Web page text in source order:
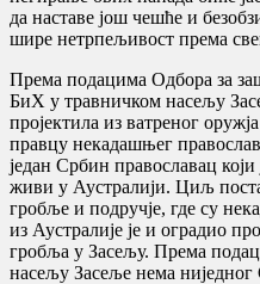
да наставе још чешће и
шире нетрпељивост према
Према подацима Одбора за
БиХ у травничком насељу
пројектила из ватреног
правцу некадашњег
један Србин православац
живи у Аустралији. Циљ
гробље и подручје, где су
из Аустралије је и оградио
гробља у Засељу. Према
насељу Засеље нема